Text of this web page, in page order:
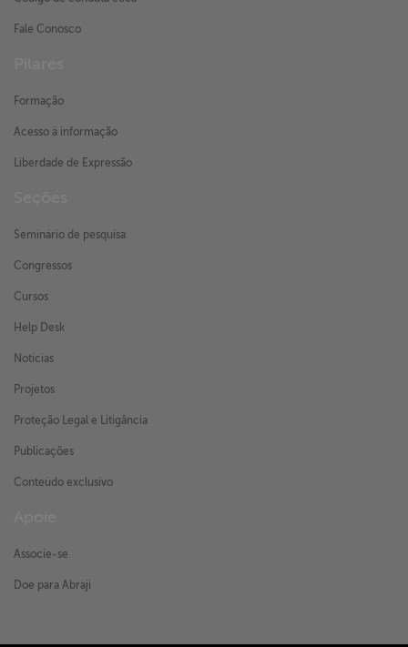
Fale Conosco
Formação
Acesso à informação
Liberdade de Expressão
Seminário de pesquisa
Congressos
Cursos
Help Desk
Notícias
Projetos
Proteção Legal e Litigância
Publicações
Conteúdo exclusivo
Associe-se
Doe para Abraji